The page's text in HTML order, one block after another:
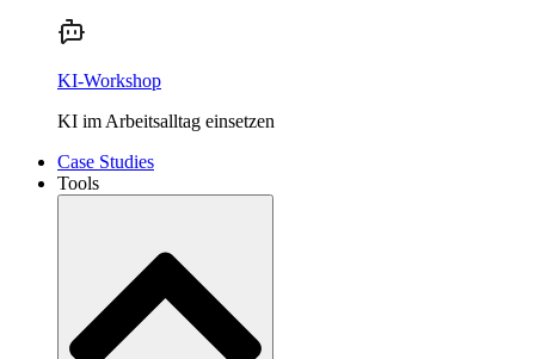
KI-Workshop
KI im Arbeitsalltag einsetzen
Case Studies
Tools